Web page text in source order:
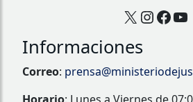
X
Informaciones
Correo: